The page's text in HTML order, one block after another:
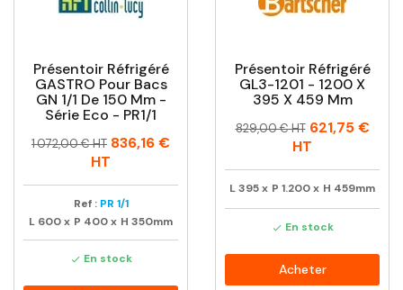
Présentoir Réfrigéré
GASTRO Pour Bacs
GN 1/1 De 150 Mm -
Série Eco - PR1/1
Prix
Prix
1 072,00 € HT 836,16 €
HT
Ref : PR 1/1
L 600x P 400x H 350mm
 En stock
Présentoir Réfrigéré
GL3-1201 - 1200 X
395 X 459 Mm
Prix
Prix
829,00 € HT 621,75 €
HT
L395x P 1.200x H 459mm
 En stock
Acheter